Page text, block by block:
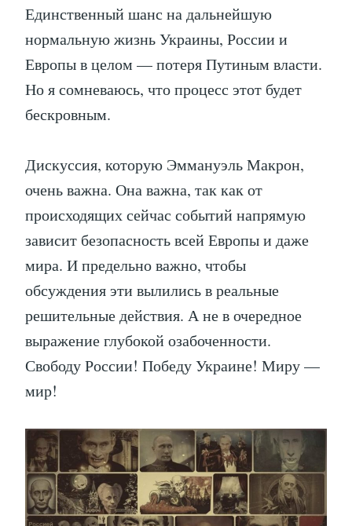
Единственный шанс на дальнейшую
нормальную жизнь Украины, России и
Европы в целом — потеря Путиным власти.
Но я сомневаюсь, что процесс этот будет
бескровным.
Дискуссия, которую Эммануэль Макрон,
очень важна. Она важна, так как от
происходящих сейчас событий напрямую
зависит безопасность всей Европы и даже
мира. И предельно важно, чтобы
обсуждения эти вылились в реальные
решительные действия. А не в очередное
выражение глубокой озабоченности.
Свободу России! Победу Украине! Миру —
мир!